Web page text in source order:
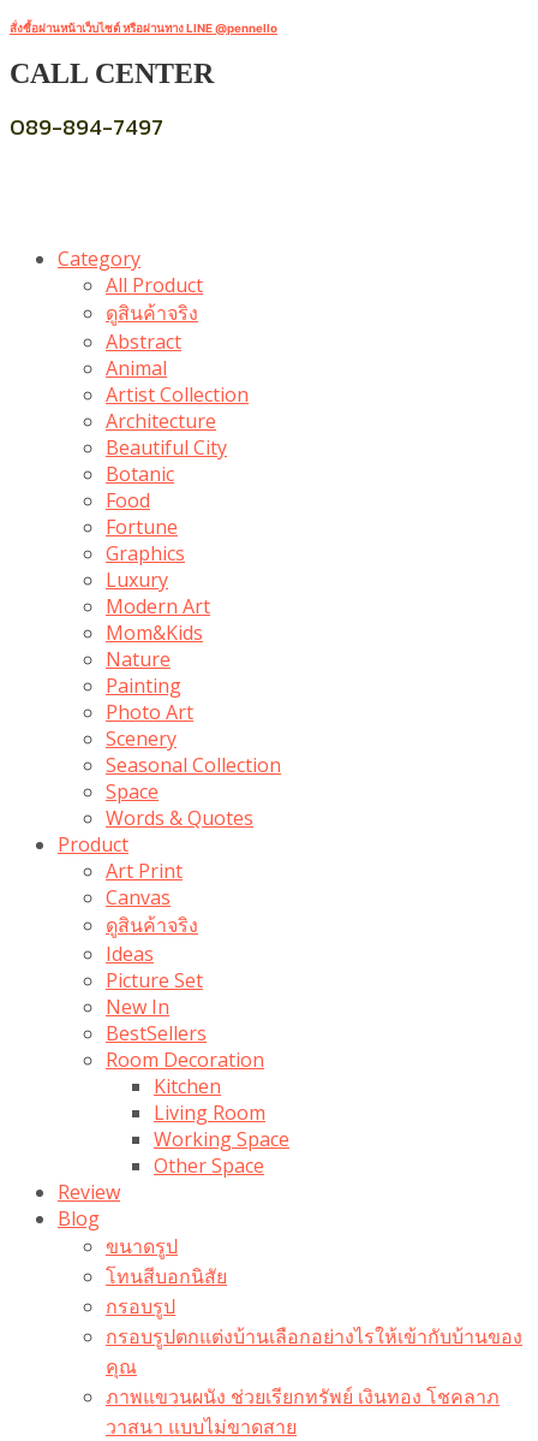
สั่งซื้อผ่านหน้าเว็บไซต์ หรือผ่านทาง LINE @pennello
CALL CENTER
089-894-7497
Category
All Product
ดูสินค้าจริง
Abstract
Animal
Artist Collection
Architecture
Beautiful City
Botanic
Food
Fortune
Graphics
Luxury
Modern Art
Mom&Kids
Nature
Painting
Photo Art
Scenery
Seasonal Collection
Space
Words & Quotes
Product
Art Print
Canvas
ดูสินค้าจริง
Ideas
Picture Set
New In
BestSellers
Room Decoration
Kitchen
Living Room
Working Space
Other Space
Review
Blog
ขนาดรูป
โทนสีบอกนิสัย
กรอบรูป
กรอบรูปตกแต่งบ้านเลือกอย่างไรให้เข้ากับบ้านของ
คุณ
ภาพแขวนผนัง ช่วยเรียกทรัพย์ เงินทอง โชคลาภ
วาสนา แบบไม่ขาดสาย